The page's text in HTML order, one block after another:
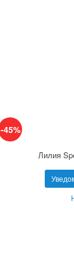
-45%
Лилия